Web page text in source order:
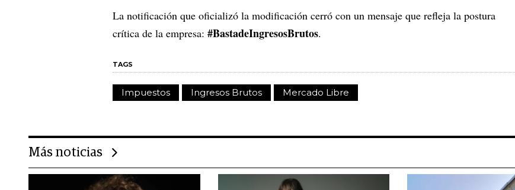
La notificación que oficializó la modificación cerró con un mensaje que refleja la postura
crítica de la empresa: #BastadeIngresosBrutos.
TAGS
Impuestos Ingresos Brutos Mercado Libre
Más noticias